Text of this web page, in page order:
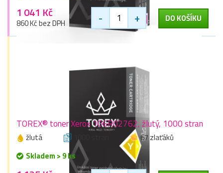
1 041 Kč
860 Kč bez DPH - + DO KOŠÍKU
TOREX® toner Xerox 106R02762, žlutý, 1000 stran
žlutá 1000 stran
67 zlaťáků
Skladem > 9 ks